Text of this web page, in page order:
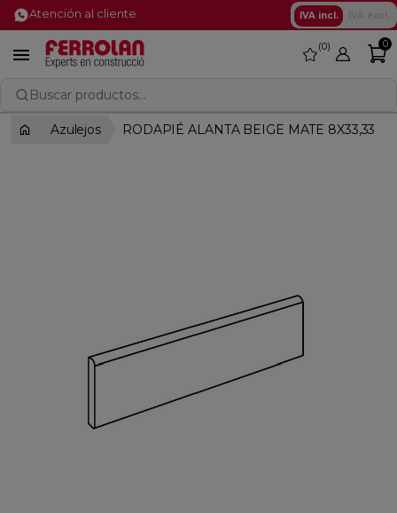
Atención al cliente IVA incl.
 favorite
0 0
Buscar productos...
Azulejos RODAPIÉ ALANTA BEIGE MATE 8X33,33